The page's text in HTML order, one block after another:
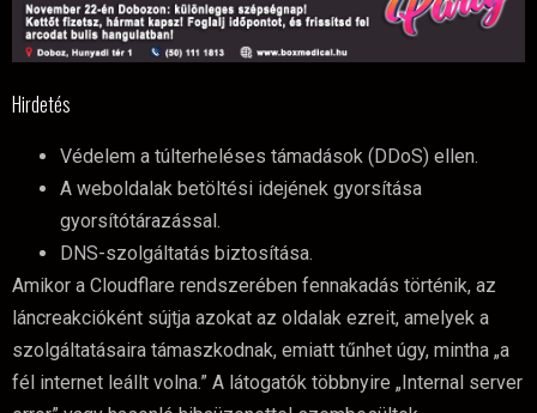
Hirdetés
​Védelem a túlterheléses támadások (DDoS) ellen.
​A weboldalak betöltési idejének gyorsítása
gyorsítótárazással.
​DNS-szolgáltatás biztosítása.
​Amikor a Cloudflare rendszerében fennakadás történik, az
láncreakcióként sújtja azokat az oldalak ezreit, amelyek a
szolgáltatásaira támaszkodnak, emiatt tűnhet úgy, mintha „a
fél internet leállt volna.” A látogatók többnyire „Internal server